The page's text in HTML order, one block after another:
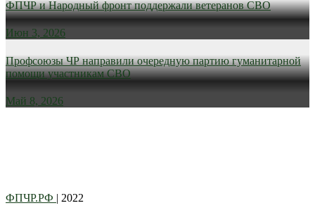
ФПЧР и Народный фронт поддержали ветеранов СВО
Июн 3, 2026
Профсоюзы ЧР направили очередную партию гуманитарной
помощи участникам СВО
Май 8, 2026
ФПЧР.РФ | 2022